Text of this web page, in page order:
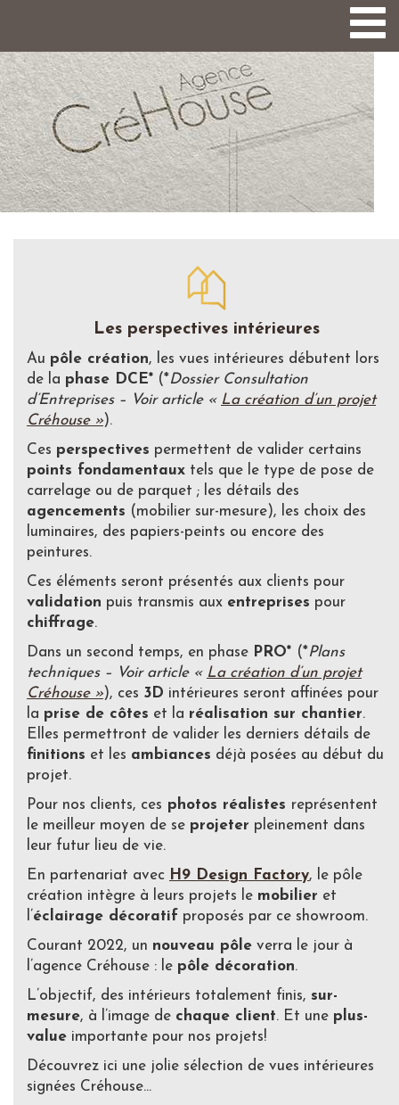
Les perspectives intérieures
Au pôle création, les vues intérieures débutent lors
de la phase DCE* (*Dossier Consultation
d’Entreprises – Voir article « La création d’un projet
Créhouse »).
Ces perspectives permettent de valider certains
points fondamentaux tels que le type de pose de
carrelage ou de parquet ; les détails des
agencements (mobilier sur-mesure), les choix des
luminaires, des papiers-peints ou encore des
peintures.
Ces éléments seront présentés aux clients pour
validation puis transmis aux entreprises pour
chiffrage.
Dans un second temps, en phase PRO* (*Plans
techniques – Voir article « La création d’un projet
Créhouse »), ces 3D intérieures seront affinées pour
la prise de côtes et la réalisation sur chantier.
Elles permettront de valider les derniers détails de
finitions et les ambiances déjà posées au début du
projet.
Pour nos clients, ces photos réalistes représentent
le meilleur moyen de se projeter pleinement dans
leur futur lieu de vie.
En partenariat avec H9 Design Factory, le pôle
création intègre à leurs projets le mobilier et
l’éclairage décoratif proposés par ce showroom.
Courant 2022, un nouveau pôle verra le jour à
l’agence Créhouse : le pôle décoration.
L’objectif, des intérieurs totalement finis, sur-
mesure, à l’image de chaque client. Et une plus-
value importante pour nos projets!
Découvrez ici une jolie sélection de vues intérieures
signées Créhouse…